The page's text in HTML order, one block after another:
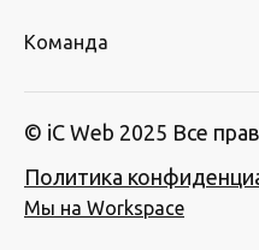
Команда
© iC Web 2025 Все
Политика
Мы на Workspace